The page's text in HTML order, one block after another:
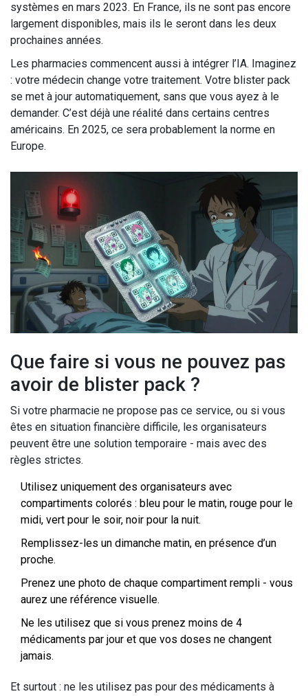
systèmes en mars 2023. En France, ils ne sont pas encore
largement disponibles, mais ils le seront dans les deux
prochaines années.
Les pharmacies commencent aussi à intégrer l’IA. Imaginez
: votre médecin change votre traitement. Votre blister pack
se met à jour automatiquement, sans que vous ayez à le
demander. C’est déjà une réalité dans certains centres
américains. En 2025, ce sera probablement la norme en
Europe.
Que faire si vous ne pouvez pas
avoir de blister pack ?
Si votre pharmacie ne propose pas ce service, ou si vous
êtes en situation financière difficile, les organisateurs
peuvent être une solution temporaire - mais avec des
règles strictes.
Utilisez uniquement des organisateurs avec
compartiments colorés : bleu pour le matin, rouge pour le
midi, vert pour le soir, noir pour la nuit.
Remplissez-les un dimanche matin, en présence d’un
proche.
Prenez une photo de chaque compartiment rempli - vous
aurez une référence visuelle.
Ne les utilisez que si vous prenez moins de 4
médicaments par jour et que vos doses ne changent
jamais.
Et surtout : ne les utilisez pas pour des médicaments à